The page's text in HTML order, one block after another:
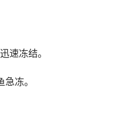
速冻结。
冻。